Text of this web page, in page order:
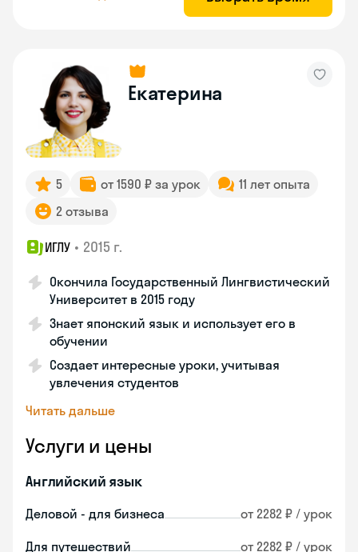
Екатерина
5 от 1590 ₽ за урок
11 лет опыта
2 отзыва
ИГЛУ • 2015 г.
Окончила Государственный Лингвистический
Университет в 2015 году
Знает японский язык и использует его в
обучении
Создает интересные уроки, учитывая
увлечения студентов
Читать дальше
Услуги и цены
Английский язык
Деловой - для бизнеса от 2282 ₽ / урок
Для путешествий от 2282 ₽ / урок